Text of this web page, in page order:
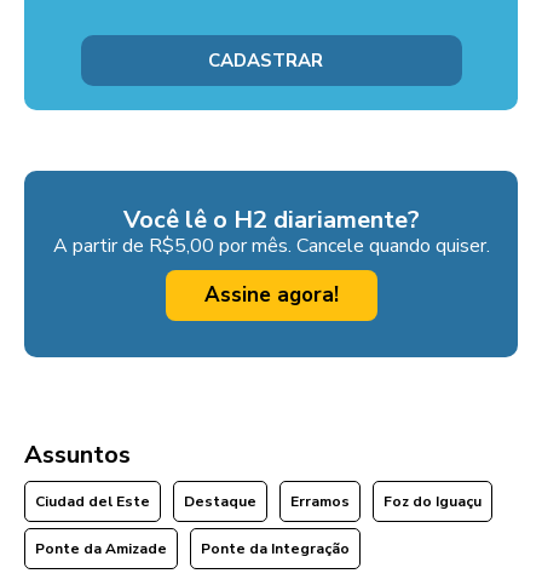
Você lê o H2 diariamente?
A partir de R$5,00 por mês. Cancele quando quiser.
Assine agora!
Assuntos
Ciudad del Este Destaque Erramos Foz do Iguaçu
Ponte da Amizade Ponte da Integração